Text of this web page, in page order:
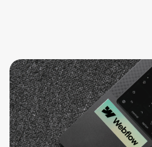
B2B
Webflow Agentur: Woran du
Gute erkennst
Lorem ipsum dolor sit amet,
Suspendisse varius enim in eros.